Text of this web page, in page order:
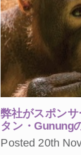
弊社がスポン
タン・Gunung
Posted 20th